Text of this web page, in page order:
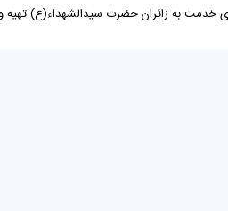
خدمت به زائران حضرت سیدالشهداء(ع) تهیه